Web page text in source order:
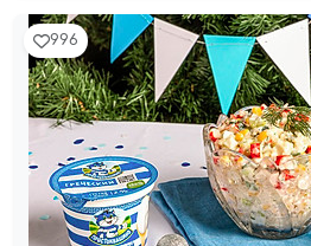
996